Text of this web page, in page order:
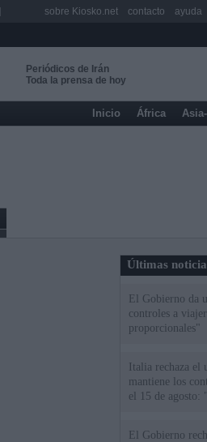
Periódicos de Irán
Toda la prensa de hoy
Inicio África
Últimas
El Gobierno da
controles a
proporcionales"
Italia rechaza
mantiene los
el 15 de agosto:
El Gobierno
sobre Kiosko.net contacto ayuda